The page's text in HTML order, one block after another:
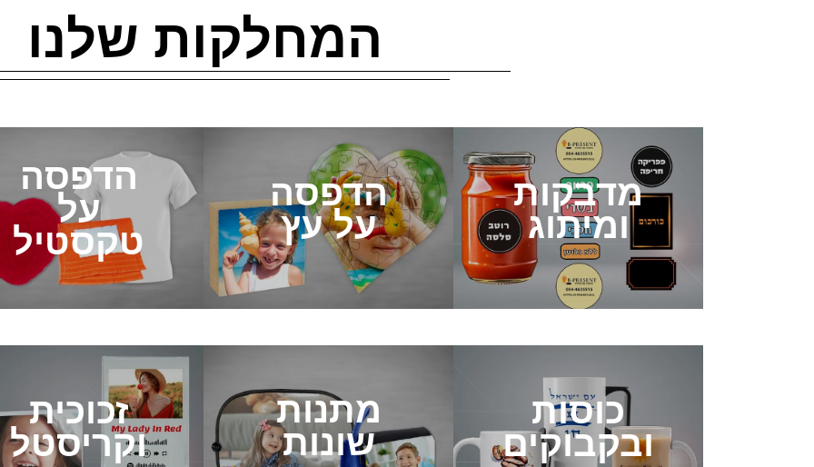
המחלקות שלנו
מדבקות
ומיתוג
הדפסה
על עץ
הדפסה
על
טקסטיל
כוסות
ובקבוקים
מתנות
שונות
זכוכית
וקריסטל